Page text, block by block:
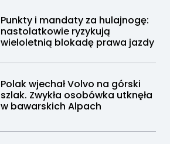
Punkty i mandaty za hulajnogę:
nastolatkowie ryzykują
wieloletnią blokadę prawa jazdy
Polak wjechał Volvo na górski
szlak. Zwykła osobówka utknęła
w bawarskich Alpach